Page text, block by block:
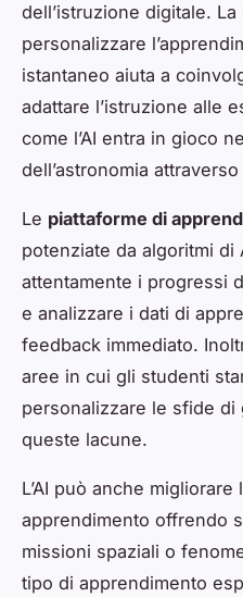
dell’istruzione digitale.
personalizzare
istantaneo aiuta a
adattare l’istruzione alle
come l’AI entra in gioco
dell’astronomia
Le piattaforme di
potenziate da algoritmi di
attentamente i progressi
e analizzare i dati di
feedback immediato.
aree in cui gli studenti
personalizzare le sfide di
queste lacune.
L’AI può anche migliorare
apprendimento offrendo
missioni spaziali o
tipo di apprendimento